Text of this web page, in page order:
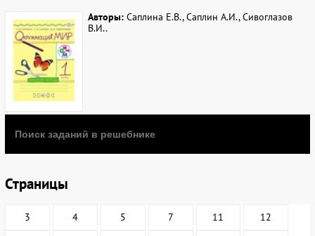
Авторы:Саплина Е.В., Саплин А.И., Сивоглазов
В.И..
Страницы
3 4 5 7 11 12